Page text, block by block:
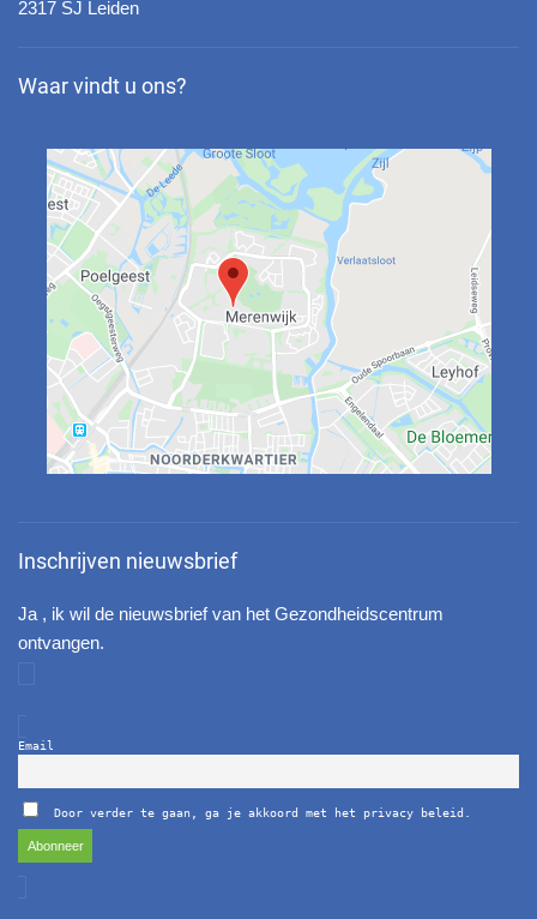
2317 SJ Leiden
Waar vindt u ons?
Inschrijven nieuwsbrief
Ja , ik wil de nieuwsbrief van het Gezondheidscentrum
ontvangen.
Email
Door verder te gaan, ga je akkoord met het privacy beleid.